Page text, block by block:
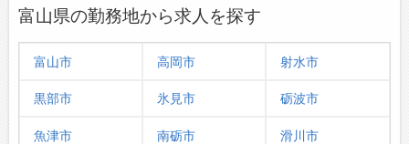
富山県の勤務地から求人を探す
富山市 高岡市 射水市
黒部市 氷見市 砺波市
魚津市 南砺市 滑川市